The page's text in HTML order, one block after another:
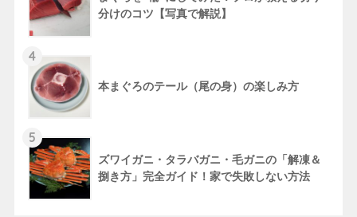
分けのコツ【写真で解説】
4
本まぐろのテール（尾の身）の楽しみ方
5
ズワイガニ・タラバガニ・毛ガニの「解凍＆
捌き方」完全ガイド！家で失敗しない方法